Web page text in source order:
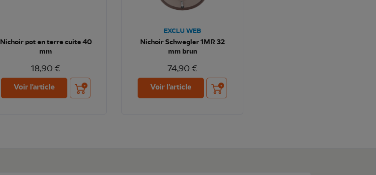
Nichoir pot en terre cuite 40
mm
18,90 €
Voir l'article Ajouter au panier
EXCLU WEB
Nichoir Schwegler 1MR 32
mm brun
74,90 €
Voir l'article Ajouter au panier